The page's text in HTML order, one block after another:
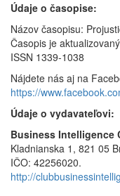
Údaje o časopise:
Názov časopisu:
Časopis je
ISSN 1339-1038
Nájdete nás aj na
https://
Údaje o vydavateľovi:
Business Intelligence
Kladnianska 1, 821 05
IČO: 42256020.
http://